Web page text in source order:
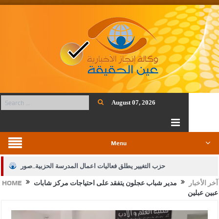
August 07, 2026
Menu
حزب التغيير يطلق فعاليات اعمال المدرسة الحزبية..صور
الجيش يفتح باب التجنيد لحملة البكالوريوس في الحقوق والقانونHOME آخر الأخبار
مدير شباب عجلون يتفقد على احتياجات مركز شابات
عبين عبلين